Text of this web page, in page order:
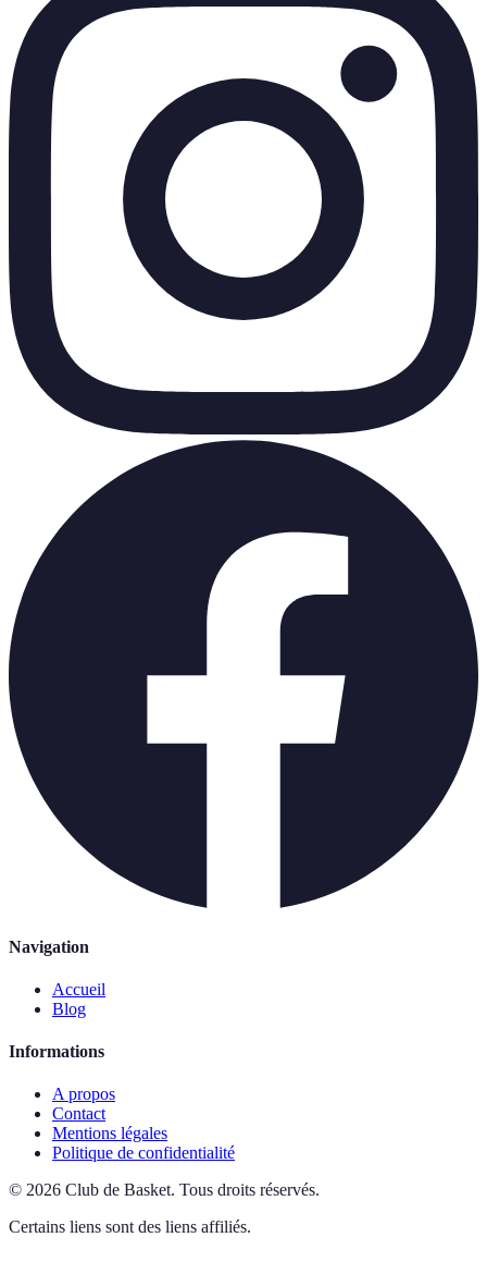
Navigation
Accueil
Blog
Informations
A propos
Contact
Mentions légales
Politique de confidentialité
© 2026 Club de Basket. Tous droits réservés.
Certains liens sont des liens affiliés.